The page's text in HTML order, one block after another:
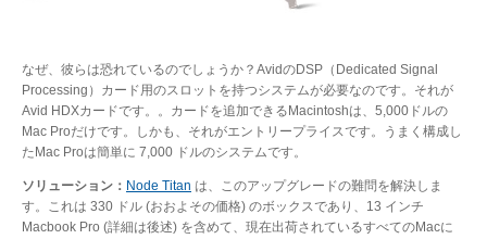
なぜ、彼らは恐れているのでしょうか？AvidのDSP（Dedicated Signal
Processing）カード用のスロットを持つシステムが必要なのです。それが
Avid HDXカードです。。カードを追加できるMacintoshは、5,000ドルの
Mac Proだけです。しかも、それがエントリープライスです。うまく構成し
たMac Proは簡単に 7,000 ドルのシステムです。
ソリューション： Node Titan は、このアップグレードの難問を解決しま
す。これは 330 ドル (おおよその価格) のボックスであり、13 インチ
Macbook Pro (詳細は後述) を含めて、現在出荷されているすべてのMacに